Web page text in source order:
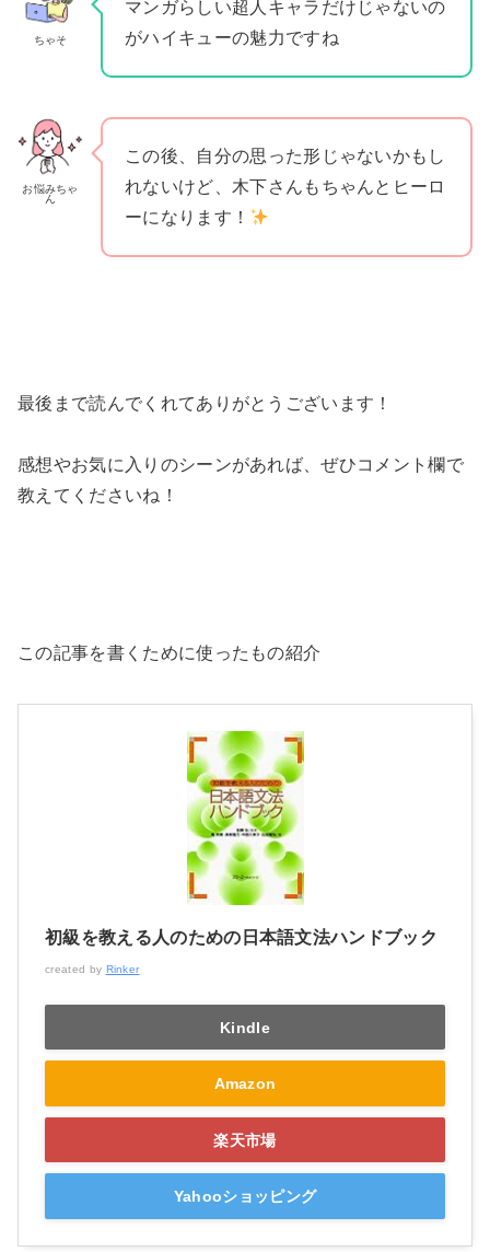
ちゃそ
マンガらしい超人キャラだけじゃないの
がハイキューの魅力ですね
お悩みちゃ
ん
この後、自分の思った形じゃないかもし
れないけど、木下さんもちゃんとヒーロ
ーになります！
最後まで読んでくれてありがとうございます！
感想やお気に入りのシーンがあれば、ぜひコメント欄で
教えてくださいね！
この記事を書くために使ったもの紹介
初級を教える人のための日本語文法ハンドブック
created by Rinker
Kindle
Amazon
楽天市場
Yahooショッピング